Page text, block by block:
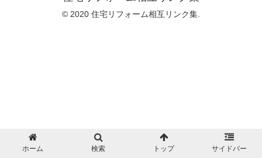
© 2020 住宅リフォーム相互リンク集.
ホーム 検索 トップ サイドバー